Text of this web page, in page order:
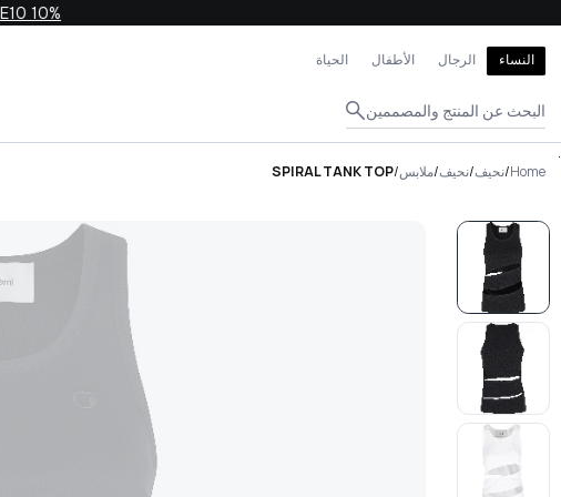
10% OFF your first order with code WELCOME10
النساء الرجال الأطفال الحياة
البحث عن المنتج والمصممين
إغلاق
.
Home
/نحيف/نحيف/ملابس/
SPIRAL TANK TOP